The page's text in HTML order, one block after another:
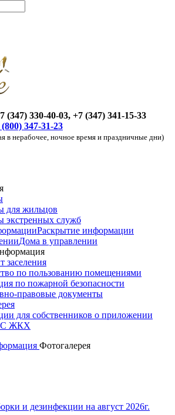
(347) 330-40-03, +7 (347) 341-15-33
(800) 347-31-23
в нерабочее, ночное время и праздничные дни)
для жильцов
экстренных служб
Раскрытие информации
Дома в управлении
заселения
по пользованию помещениями
по пожарной безопасности
правовые документы
для собственников о приложении
ЖКХ
Фотогалерея
и дезинфекции на август 2026г.